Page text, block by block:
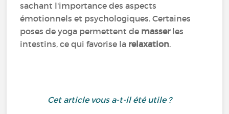
sachant l'importance des aspects
émotionnels et psychologiques. Certaines
poses de yoga permettent de masser les
intestins, ce qui favorise la relaxation.
Cet article vous a-t-il été utile ?